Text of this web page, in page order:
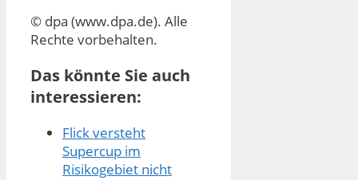
© dpa (www.dpa.de). Alle
Rechte vorbehalten.
Das könnte Sie auch
interessieren:
Flick versteht
Supercup im
Risikogebiet nicht